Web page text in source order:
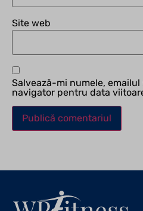
Site web
Salvează-mi numele,
navigator pentru data